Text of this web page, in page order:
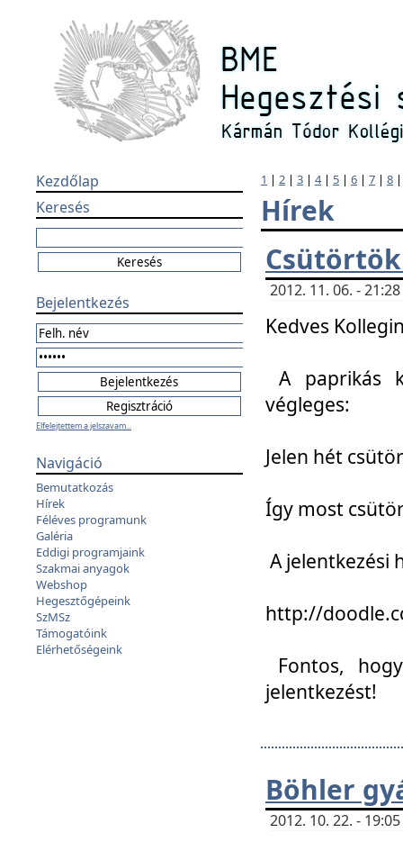
Kezdőlap
Keresés
Bejelentkezés
Elfelejtettem a jelszavam...
Navigáció
Bemutatkozás
Hírek
Féléves programunk
Galéria
Eddigi programjaink
Szakmai anyagok
Webshop
Hegesztőgépeink
SzMSz
Támogatóink
Elérhetőségeink
1 | 2 | 3 | 4| 5 | 6 | 7 | 8
Hírek
2012. 11. 06. -
Kedves
A paprikás
végleges:
Jelen hét
Így most
A jelentkezési
http://
Fontos,
jelentkezést!
Böhler
2012. 10. 22. -